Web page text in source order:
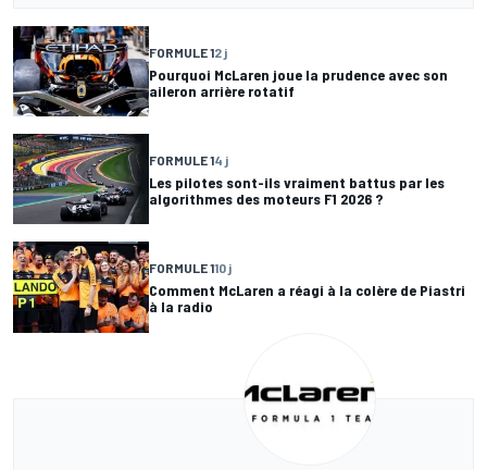
FORMULE 12 j
Pourquoi McLaren joue la prudence avec son
aileron arrière rotatif
FORMULE 14 j
Les pilotes sont-ils vraiment battus par les
algorithmes des moteurs F1 2026 ?
FORMULE 110 j
Comment McLaren a réagi à la colère de Piastri
à la radio